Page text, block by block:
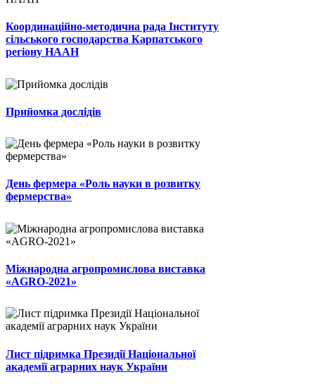
Координаційно-методична рада Інституту
сільського господарства Карпатського
регіону НААН
Прийомка дослідів
День фермера «Роль науки в розвитку
фермерства»
Міжнародна агропромислова виставка
«AGRO-2021»
Лист підримка Президії Національної
академії аграрних наук України